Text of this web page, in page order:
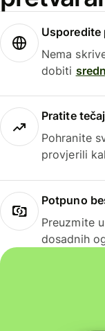
Usporedite
Nema
dobiti
Pratite
Pohranite
provjerili
Potpuno
Preuzmite
dosadnih